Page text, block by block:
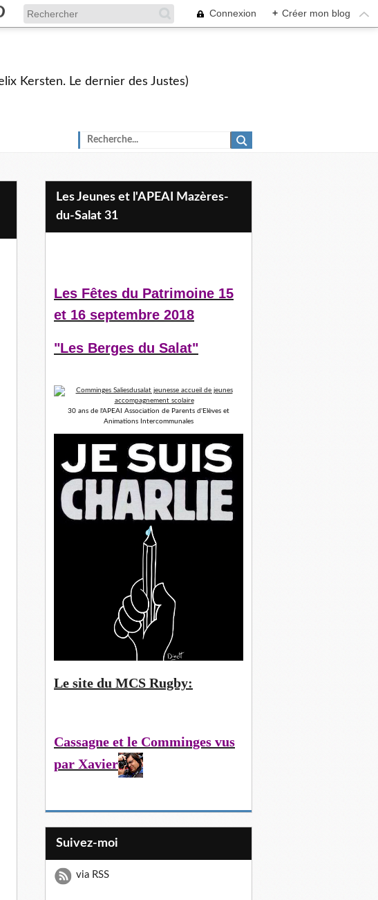
Connexion + Créer mon blog
Kersten. Le dernier des Justes)
Les Jeunes et l'APEAI Mazères-
du-Salat 31
Les Fêtes du Patrimoine 15
et 16 septembre 2018
"Les Berges du Salat"
30 ans de l'APEAI Association de Parents d'Elèves et
Animations Intercommunales
Le site du MCS Rugby:
Cassagne et le Comminges vus
par Xavier
Suivez-moi
via RSS